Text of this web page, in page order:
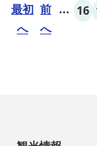
【密閉...
最初
へ
前
へ
... 16